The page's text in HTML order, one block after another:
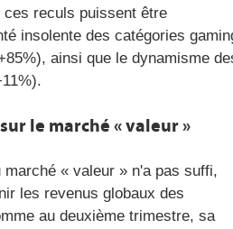
reculs puissent être
insolente des catégories
ainsi que le dynamisme
le marché « valeur »
marché « valeur » n'a pas suffi,
les revenus globaux des
au deuxième trimestre, sa